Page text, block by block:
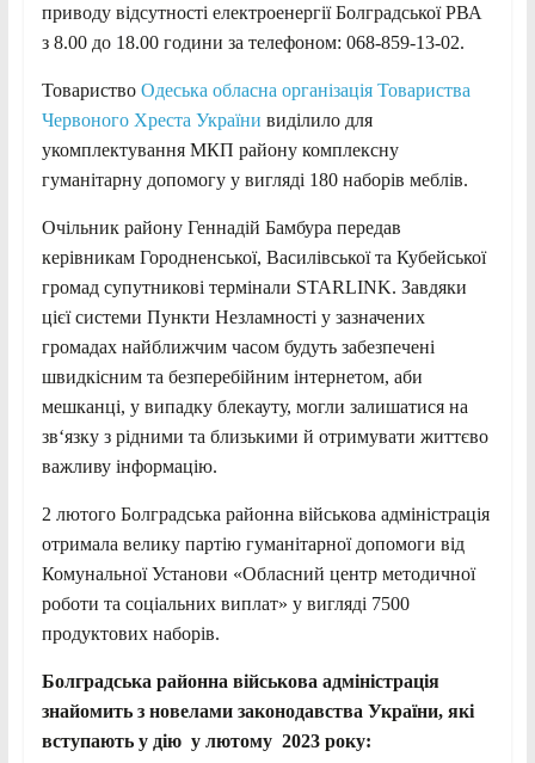
приводу відсутності електроенергії Болградської РВА
з 8.00 до 18.00 години за телефоном: 068-859-13-02.
Товариство Одеська обласна організація Товариства
Червоного Хреста України виділило для
укомплектування МКП району комплексну
гуманітарну допомогу у вигляді 180 наборів меблів.
Очільник району Геннадій Бамбура передав
керівникам Городненської, Василівської та Кубейської
громад супутникові термінали STARLINK. Завдяки
цієї системи Пункти Незламності у зазначених
громадах найближчим часом будуть забезпечені
швидкісним та безперебійним інтернетом, аби
мешканці, у випадку блекауту, могли залишатися на
зв‘язку з рідними та близькими й отримувати життєво
важливу інформацію.
2 лютого Болградська районна військова адміністрація
отримала велику партію гуманітарної допомоги від
Комунальної Установи «Обласний центр методичної
роботи та соціальних виплат» у вигляді 7500
продуктових наборів.
Болградська районна військова адміністрація
знайомить з новелами законодавства України, які
вступають у дію у лютому 2023 року: